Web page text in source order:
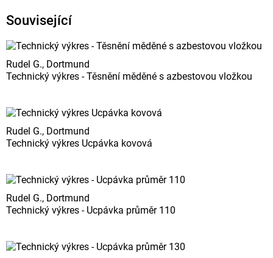
Související
Rudel G., Dortmund
Technický výkres - Těsnění měděné s azbestovou vložkou
Rudel G., Dortmund
Technický výkres Ucpávka kovová
Rudel G., Dortmund
Technický výkres - Ucpávka průměr 110